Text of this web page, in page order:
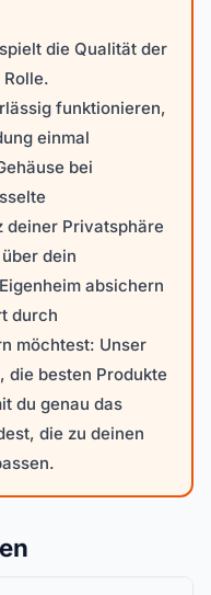
die Qualität der
funktionieren,
einmal
bei
deiner Privatsphäre
dein
absichern
durch
möchtest: Unser
die besten Produkte
du genau das
die zu deinen